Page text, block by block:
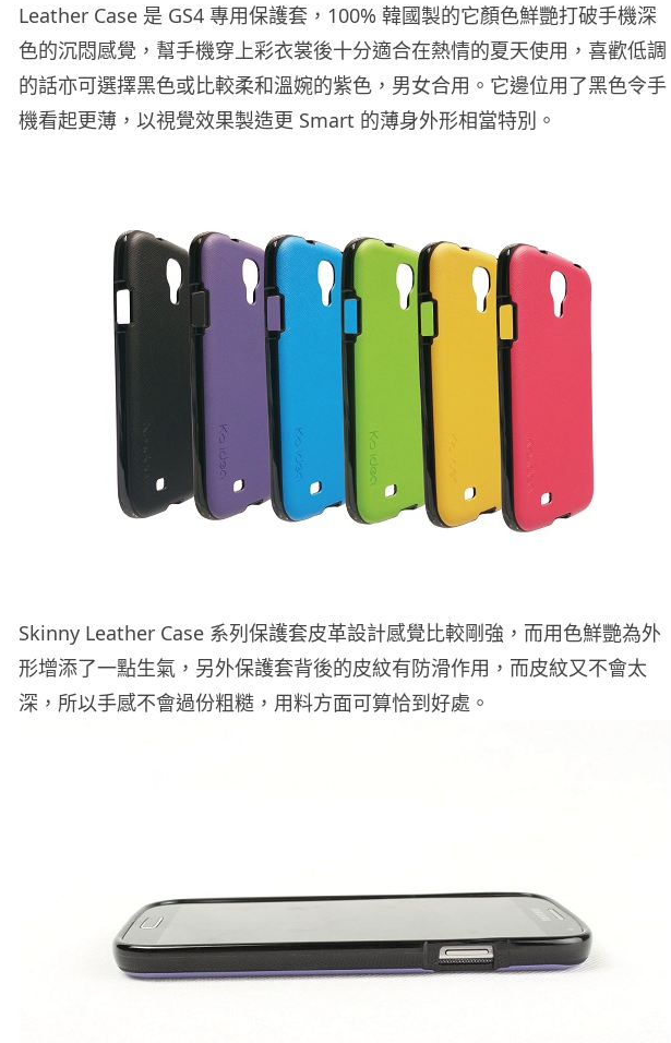
Leather Case 是 GS4 專用保護套，100% 韓國製的它顏色鮮艷打破手機深
色的沉悶感覺，幫手機穿上彩衣裳後十分適合在熱情的夏天使用，喜歡低調
的話亦可選擇黑色或比較柔和溫婉的紫色，男女合用。它邊位用了黑色令手
機看起更薄，以視覺效果製造更 Smart 的薄身外形相當特別。
Skinny Leather Case 系列保護套皮革設計感覺比較剛強，而用色鮮艷為外
形增添了一點生氣，另外保護套背後的皮紋有防滑作用，而皮紋又不會太
深，所以手感不會過份粗糙，用料方面可算恰到好處。